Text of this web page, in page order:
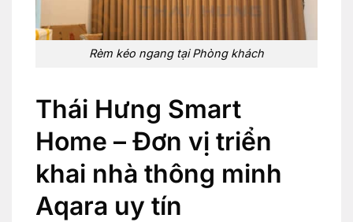
Rèm kéo ngang tại Phòng khách
Thái Hưng Smart
Home – Đơn vị triển
khai nhà thông minh
Aqara uy tín